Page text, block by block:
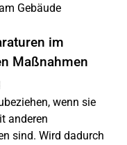
Gebäude
im
Maßnahmen
wenn sie
anderen
sind. Wird dadurch